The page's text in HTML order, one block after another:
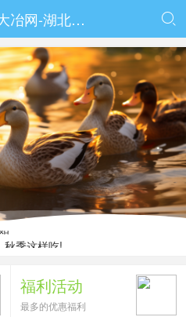
大冶论坛丨大冶网-湖北大冶门户社区网站移动端 
秋季这样吃!
受到市场关注
福利活动
最多的优惠福利